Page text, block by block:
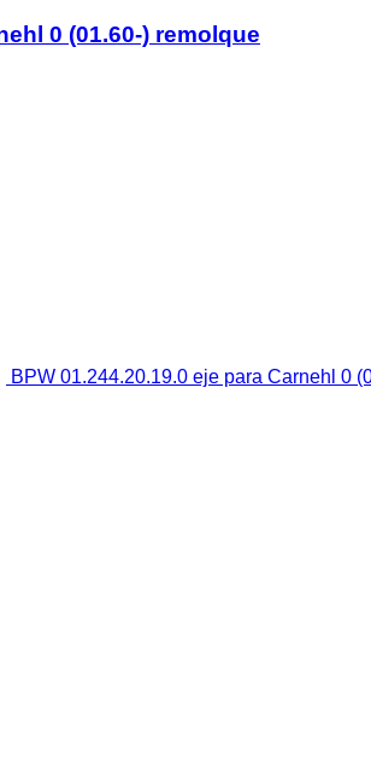
0 (01.60-) remolque
BPW 01.244.20.19.0 eje para Carnehl 0